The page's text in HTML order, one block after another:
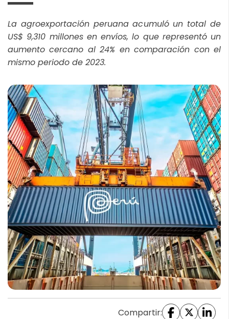
La agroexportación peruana acumuló un total de
US$ 9,310 millones en envíos, lo que representó un
aumento cercano al 24% en comparación con el
mismo periodo de 2023.
Compartir: